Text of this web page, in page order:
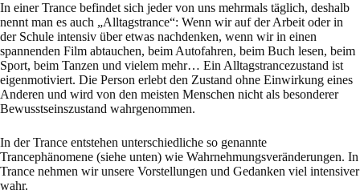
In einer Trance befindet sich jeder von uns mehrmals täglich, deshalb
nennt man es auch „Alltagstrance“: Wenn wir auf der Arbeit oder in
der Schule intensiv über etwas nachdenken, wenn wir in einen
spannenden Film abtauchen, beim Autofahren, beim Buch lesen, beim
Sport, beim Tanzen und vielem mehr… Ein Alltagstrancezustand ist
eigenmotiviert. Die Person erlebt den Zustand ohne Einwirkung eines
Anderen und wird von den meisten Menschen nicht als besonderer
Bewusstseinszustand wahrgenommen.
In der Trance entstehen unterschiedliche so genannte
Trancephänomene (siehe unten) wie Wahrnehmungsveränderungen. In
Trance nehmen wir unsere Vorstellungen und Gedanken viel intensiver
wahr.